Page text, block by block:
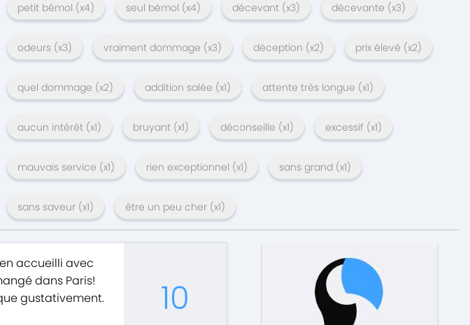
petit bémol (x4) seul bémol (x4) décevant (x3) décevante (x3)
odeurs (x3) vraiment dommage (x3) déception (x2) prix élevé (x2)
quel dommage (x2) addition salée (x1) attente très longue (x1)
aucun intérêt (x1) bruyant (x1) déconseille (x1) excessif (x1)
mauvais service (x1) rien exceptionnel (x1) sans grand (x1)
sans saveur (x1) être un peu cher (x1)
accueilli avec
dans Paris!
gustativement.
10